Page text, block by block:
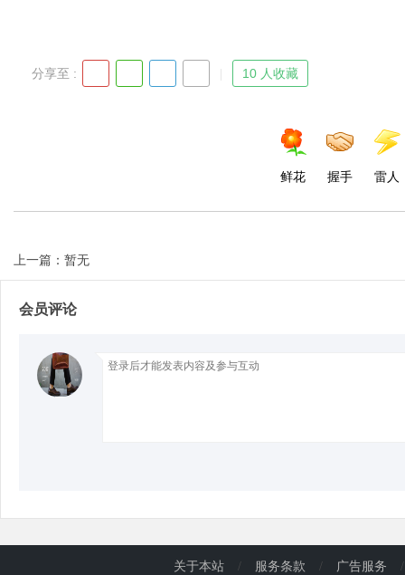
分享至 : 10 人收藏
鲜花 握手 雷人
上一篇：暂无
会员评论
关于本站 / 服务条款 / 广告服务 /